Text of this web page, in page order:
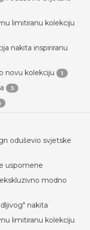
limitiranu kolekciju
nakita inspiriranu
novu kolekciju 1
3
oduševio svjetske
uspomene
modno
nakita
limitiranu kolekciju